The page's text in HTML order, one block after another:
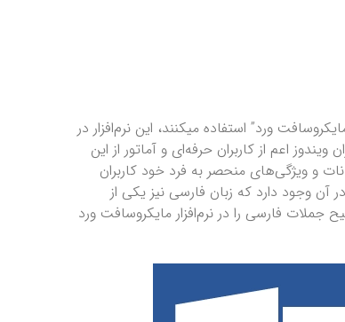
ورد” استفاده میکنند، این نرم‌افزار در
اعم از کاربران حرفه‌ای و آماتور از این
و ویژگی‌های منحصر به فرد خود کاربران
آن وجود دارد که زبان فارسی نیز یکی از
فارسی را در نرم‌افزار مایکروسافت ورد